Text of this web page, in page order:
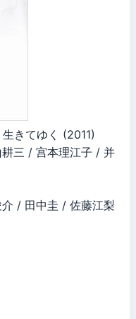
きてゆく (2011)
三 / 宫本理江子 / 并
/ 田中圭 / 佐藤江梨